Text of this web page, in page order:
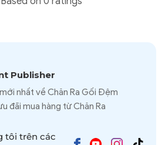
Publisher
nhất về Chăn Ra Gối Đệm
đãi mua hàng từ Chăn Ra
tôi trên các